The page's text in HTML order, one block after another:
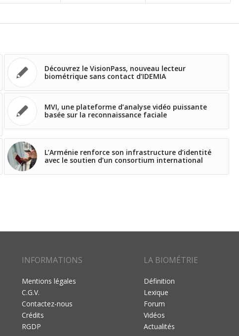
Découvrez le VisionPass, nouveau lecteur
biométrique sans contact d’IDEMIA
MVI, une plateforme d’analyse vidéo puissante
basée sur la reconnaissance faciale
L’Arménie renforce son infrastructure d’identité
avec le soutien d’un consortium international
INFORMATIONS
Mentions légales
C.G.V.
Contactez-nous
Crédits
RGDP
LA BIOMÉTRIE
Définition
Lexique
Forum
Vidéos
Actualités